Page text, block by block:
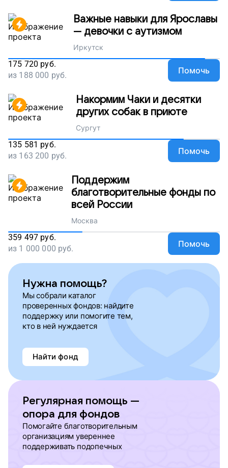
Важные навыки для Ярославы
— девочки с аутизмом
Иркутск
175 720 руб.
из 188 000 руб. Помочь
Накормим Чаки и десятки
других собак в приюте
Сургут
135 581 руб.
из 163 200 руб. Помочь
Поддержим
благотворительные фонды по
всей России
Москва
359 497 руб.
из 1 000 000 руб. Помочь
Нужна помощь?
Мы собрали каталог
проверенных фондов: найдите
поддержку или помогите тем,
кто в ней нуждается
Найти фонд
Регулярная помощь —
опора для фондов
Помогайте благотворительным
организациям увереннее
поддерживать подопечных